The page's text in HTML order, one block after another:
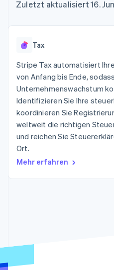
Authorization
Optimierung der
Autorisierungsraten
Link
Beschleunigter
Bezahlvorgang
Financial
Connections
Finanzdaten
Climate
SaaS
Nach
KI-
Gaming
Bewirtung,
Freizeit
Medien und
Marktplatz
Abrechnung
Stablecoin-
Karten
geht´s
Verwaltung
Diensten
Kontakt
Partner
Zuletzt aktualisiert 16.
Tax
Stripe Tax automatisiert
von Anfang bis Ende,
Unternehmenswachstum
Identifizieren Sie Ihre
koordinieren Sie
weltweit die richtigen
und reichen Sie
Ort.
Mehr erfahren